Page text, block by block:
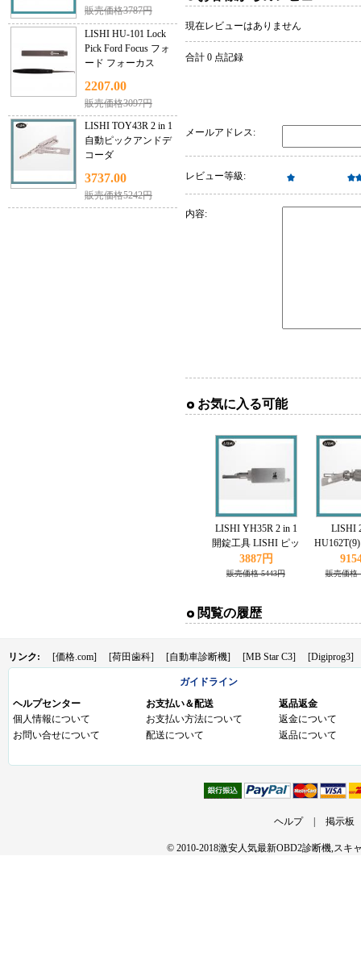
販売価格3787円
LISHI HU-101 Lock
Pick Ford Focus フォ
ード フォーカス
2207.00
販売価格3097円
LISHI TOY43R 2 in 1
自動ピックアンドデ
コーダ
3737.00
販売価格5242円
現在レビューはありません
合計 0 点記録
メールアドレス:
レビュー等級:
内容:
お気に入る可能
LISHI YH35R 2 in 1
開錠工具 LISHI ピッ
ク Yamaha対応
3887円
販売価格 5443円
LISHI
クとデコ
応
販売価格
閲覧の履歴
リンク: [価格.com] [荷田歯科] [自動車診断機] [MB Star C3] [Digiprog3]
ガイドライン
ヘルプセンター
個人情報について
お問い合せについて
お支払い＆配送
お支払い方法について
配送について
返品返金
返金について
返品について
ヘルプ 掲示板
© 2010-2018激安人気最新OBD2診断機,スキ